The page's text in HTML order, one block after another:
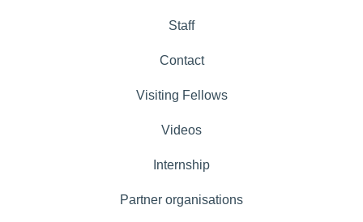
Staff
Contact
Visiting Fellows
Videos
Internship
Partner organisations